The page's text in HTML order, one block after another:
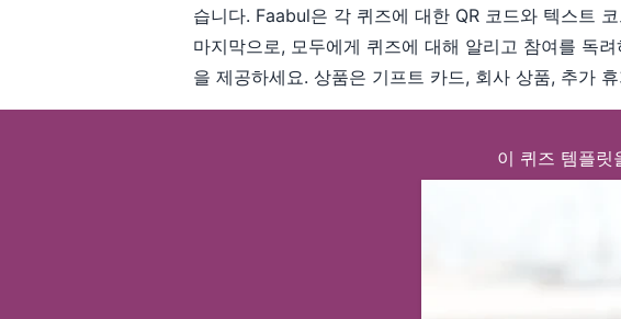
습니다. Faabul은 각 퀴즈에 대한 QR 코드와 텍스트
마지막으로, 모두에게 퀴즈에 대해 알리고 참여를 독
을 제공하세요. 상품은 기프트 카드, 회사 상품, 추가
이 퀴즈 템플릿